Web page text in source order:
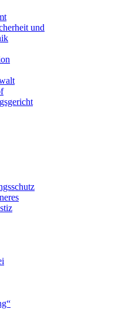
und